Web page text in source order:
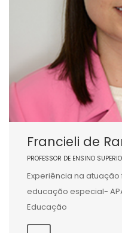
Francieli de
PROFESSOR DE ENSINO
Experiência na
educação especial-
Educação